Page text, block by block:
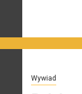
Wywiad